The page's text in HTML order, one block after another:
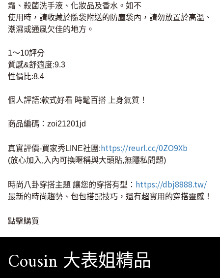
霜、殺菌洗手液、化妝品及香水。如不
使用時，請收藏於隨袋附送的防塵袋內，請勿放置於高溫、
潮濕或通風欠佳的地方。
1～10評分
質感&舒適度:9.3
性價比:8.4
個人評語:款式好看 時髦百搭 上身氣質！
商品編碼：zoi21201jd
真實評價-買家秀LINE社團:https://reurl.cc/0ZO9Xb
(放心加入,入內可換暱稱與大頭貼,無隱私問題)
時尚八卦穿搭主題 讓您的穿搭有型： https://dbj8888.tw/
最新的時尚趨勢、包包搭配技巧，還有超實用的穿搭靈感！
點擊購買
Cousin 大表姐精品